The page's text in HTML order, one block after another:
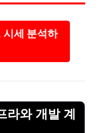
시세 분석하
라와 개발 계